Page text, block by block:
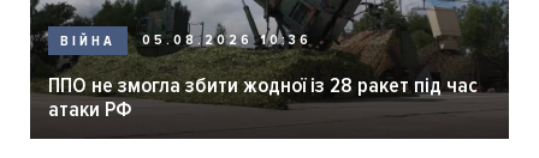
ВІЙНА 05.08.2026 10:36
ППО не змогла збити жодної із 28 ракет під час
атаки РФ